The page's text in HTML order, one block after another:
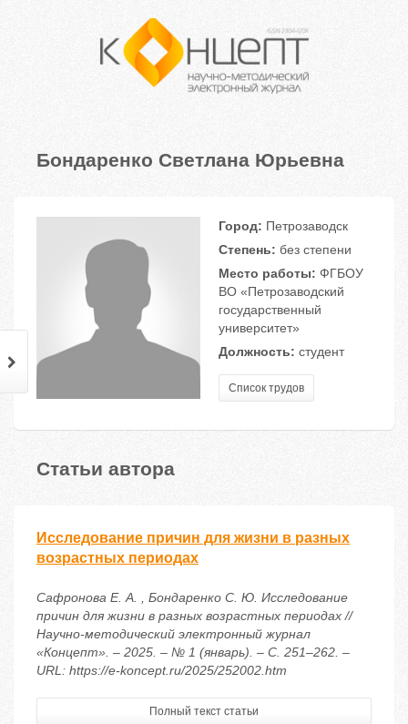
Бондаренко Светлана Юрьевна
Город: Петрозаводск
Степень: без степени
Место работы: ФГБОУ
ВО «Петрозаводский
государственный
университет»
Должность: студент
Список трудов
Статьи автора
Исследование причин для жизни в разных
возрастных периодах
Сафронова Е. А. , Бондаренко С. Ю. Исследование
причин для жизни в разных возрастных периодах //
Научно-методический электронный журнал
«Концепт». – 2025. – № 1 (январь). – С. 251–262. –
URL: https://e-koncept.ru/2025/252002.htm
Полный текст статьи